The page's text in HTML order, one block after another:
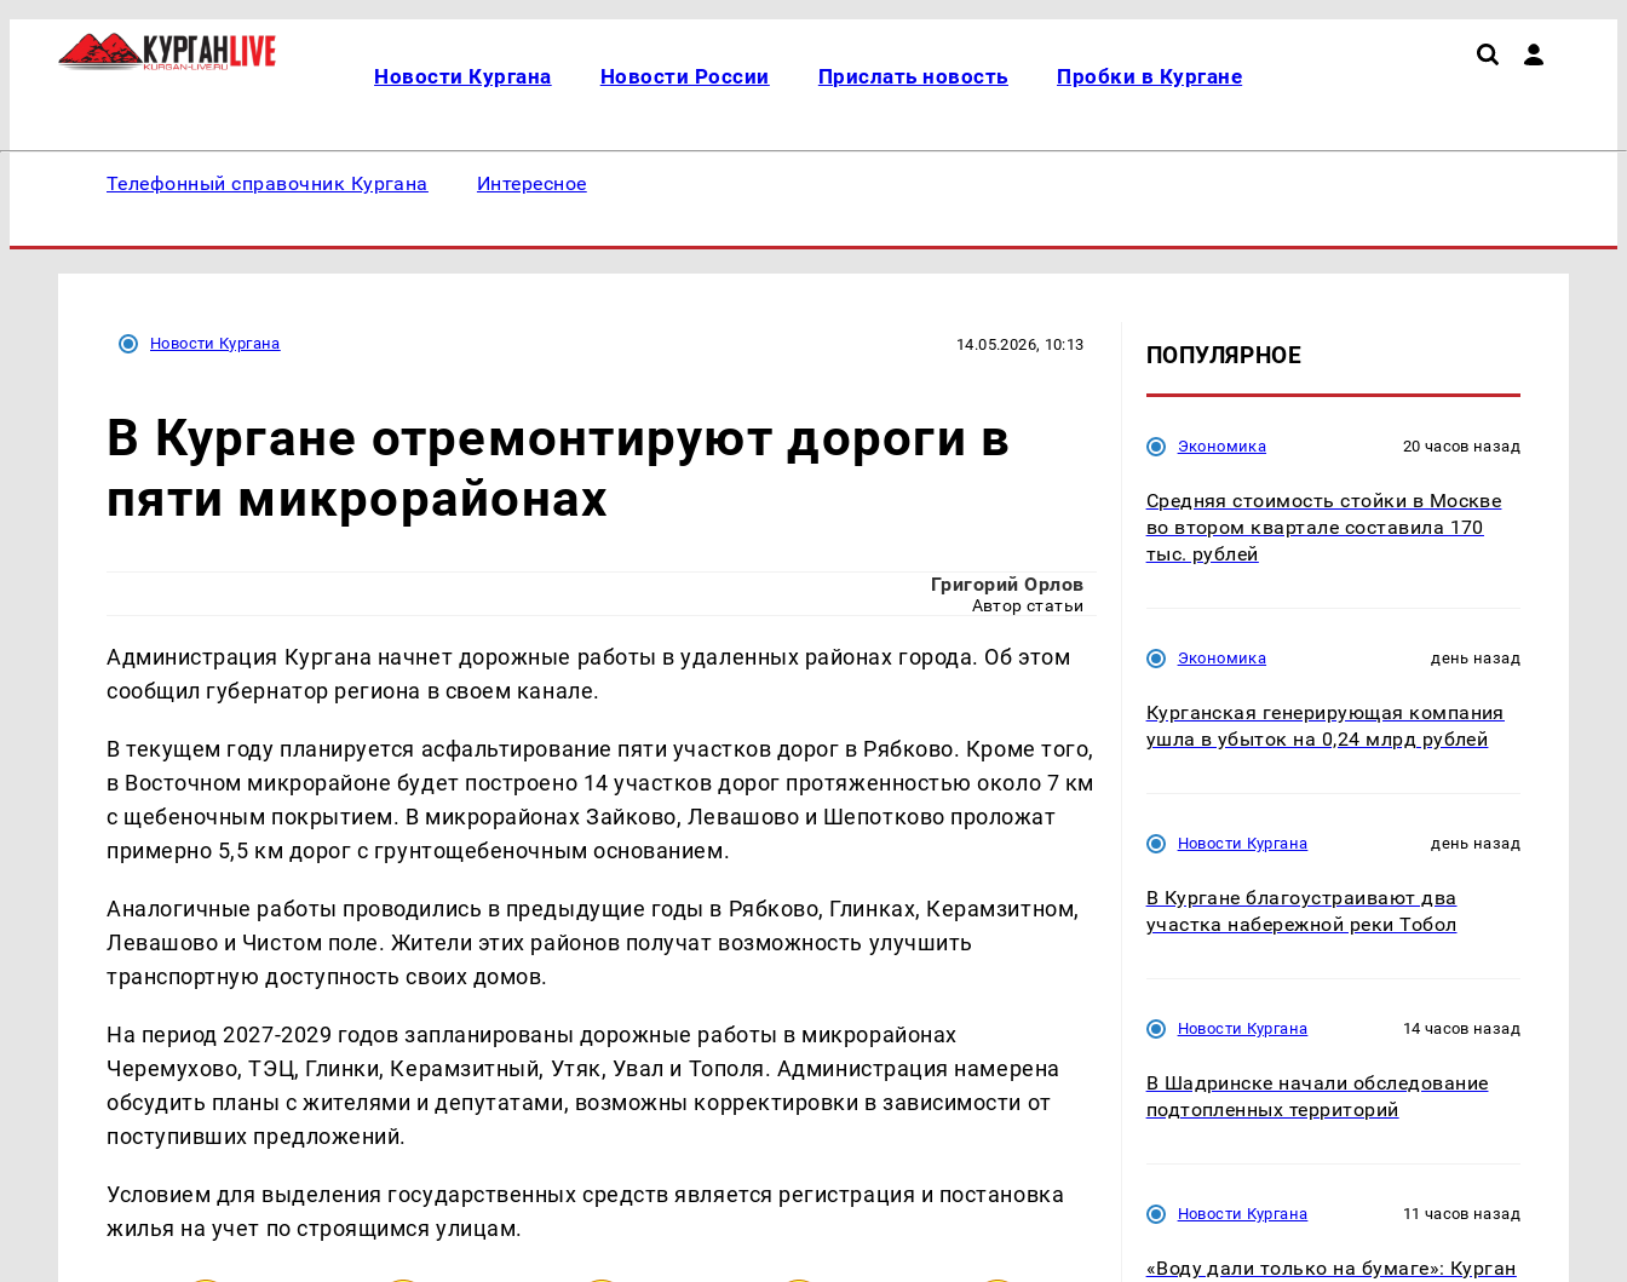
Новости Кургана Новости России Прислать новость Пробки в Кургане
Телефонный справочник Кургана Интересное
Новости Кургана 14.05.2026, 10:13
В Кургане отремонтируют дороги в
пяти микрорайонах
Григорий Орлов
Автор статьи
Администрация Кургана начнет дорожные работы в удаленных районах города. Об этом
сообщил губернатор региона в своем канале.
В текущем году планируется асфальтирование пяти участков дорог в Рябково. Кроме того,
в Восточном микрорайоне будет построено 14 участков дорог протяженностью около 7 км
с щебеночным покрытием. В микрорайонах Зайково, Левашово и Шепотково проложат
примерно 5,5 км дорог с грунтощебеночным основанием.
Аналогичные работы проводились в предыдущие годы в Рябково, Глинках, Керамзитном,
Левашово и Чистом поле. Жители этих районов получат возможность улучшить
транспортную доступность своих домов.
На период 2027-2029 годов запланированы дорожные работы в микрорайонах
Черемухово, ТЭЦ, Глинки, Керамзитный, Утяк, Увал и Тополя. Администрация намерена
обсудить планы с жителями и депутатами, возможны корректировки в зависимости от
поступивших предложений.
Условием для выделения государственных средств является регистрация и постановка
жилья на учет по строящимся улицам.
ПОПУЛЯРНОЕ
Экономика 20 часов назад
Средняя стоимость стойки в Москве
во втором квартале составила 170
тыс. рублей
Экономика день назад
Курганская генерирующая компания
ушла в убыток на 0,24 млрд рублей
Новости Кургана день назад
В Кургане благоустраивают два
участка набережной реки Тобол
Новости Кургана 14 часов назад
В Шадринске начали обследование
подтопленных территорий
Новости Кургана 11 часов назад
«Воду дали только на бумаге»: Курган